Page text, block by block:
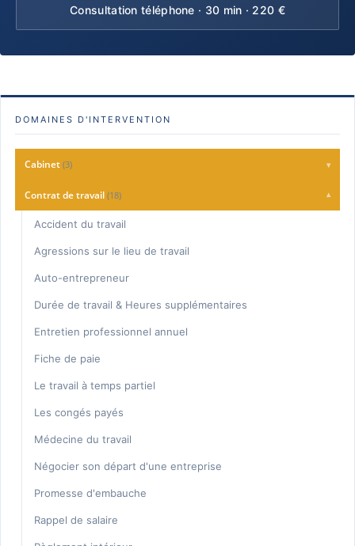
Consultation téléphone · 30 min · 220 €
DOMAINES D'INTERVENTION
Cabinet (3) ▾
Charte Qualité
Consultation
Honoraires
Contrat de travail (18) ▾
Accident du travail
Agressions sur le lieu de travail
Auto-entrepreneur
Durée de travail & Heures supplémentaires
Entretien professionnel annuel
Fiche de paie
Le travail à temps partiel
Les congés payés
Médecine du travail
Négocier son départ d'une entreprise
Promesse d'embauche
Rappel de salaire